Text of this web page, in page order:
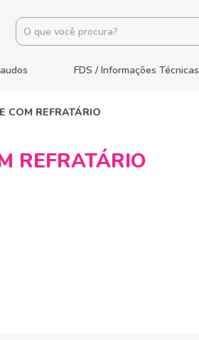
FDS / Informações Técnicas
COM REFRATÁRIO
REFRATÁRIO